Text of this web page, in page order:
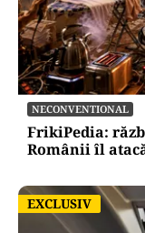
NECONVENTIONAL
FrikiPedia:
Românii îl
EXCLUSIV
EXCLUSIV